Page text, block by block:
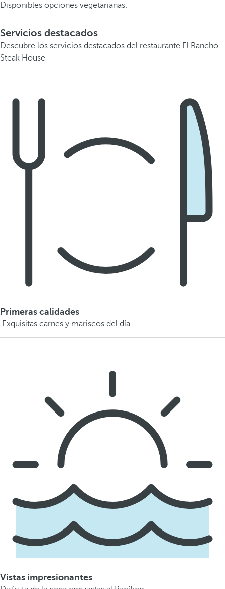
Disponibles opciones vegetarianas.
Servicios destacados
Descubre los servicios destacados del restaurante El Rancho -
Steak House
Primeras calidades
Exquisitas carnes y mariscos del día.
Vistas impresionantes